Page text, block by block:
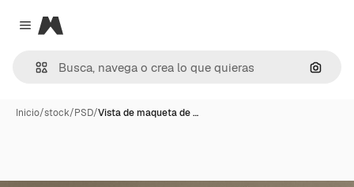
Close menu
Magnific
Inicio/stock/PSD/Vista de maqueta de …